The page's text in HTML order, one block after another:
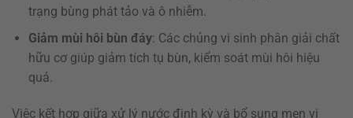
trạng bùng phát tảo và ô nhiễm.
Giảm mùi hôi bùn đáy: Các chủng vi sinh phân giải chất
hữu cơ giúp giảm tích tụ bùn, kiểm soát mùi hôi hiệu
quả.
Việc kết hợp giữa xử lý nước định kỳ và bổ sung men vi